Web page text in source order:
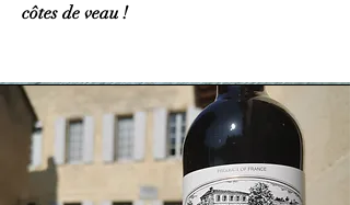
côtes de veau !